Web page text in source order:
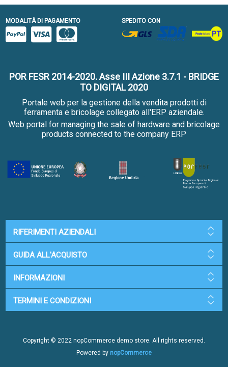
MODALITÀ DI PAGAMENTO SPEDITO CON
POR FESR 2014-2020. Asse III Azione 3.7.1 - BRIDGE
TO DIGITAL 2020
Portale web per la gestione della vendita prodotti di
ferramenta e bricolage collegato all'ERP aziendale.
Web portal for managing the sale of hardware and bricolage
products connected to the company ERP
RIFERIMENTI AZIENDALI
GUIDA ALL'ACQUISTO
INFORMAZIONI
TERMINI E CONDIZIONI
Copyright © 2022 nopCommerce demo store. All rights reserved.
Powered by nopCommerce